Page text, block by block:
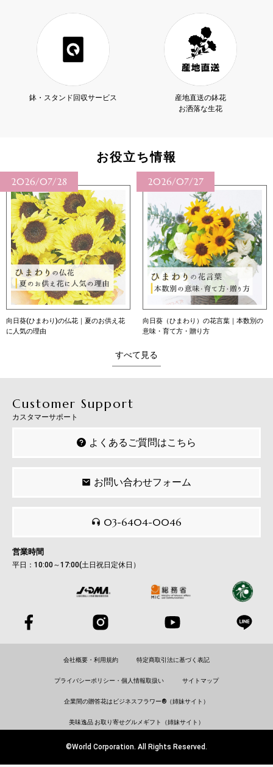
鉢・スタンド回収サービス
産地直送の鉢花
お洒落な生花
お役立ち情報
2026/07/28
向日葵(ひまわり)の仏花｜夏のお供え花
に人気の理由
2026/07/27
向日葵（ひまわり）の花言葉｜本数別の
意味・育て方・贈り方
すべて見る
Customer Support
カスタマーサポート
よくあるご質問はこちら
お問い合わせフォーム
03-6404-0046
営業時間
平日：10:00～17:00(土日祝日定休日）
会社概要・利用規約 特定商取引法に基づく表記
プライバシーポリシー・個人情報取扱い サイトマップ
企業間の贈答花はビジネスフラワー®（姉妹サイト）
美味逸品 お取り寄せグルメギフト（姉妹サイト）
©World Corporation. All Rights Reserved.